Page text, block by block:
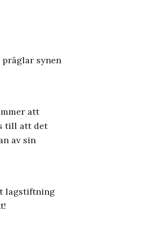
synen
att
till att det
av sin
lagstiftning